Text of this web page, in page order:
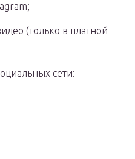
(только в платной
сети: